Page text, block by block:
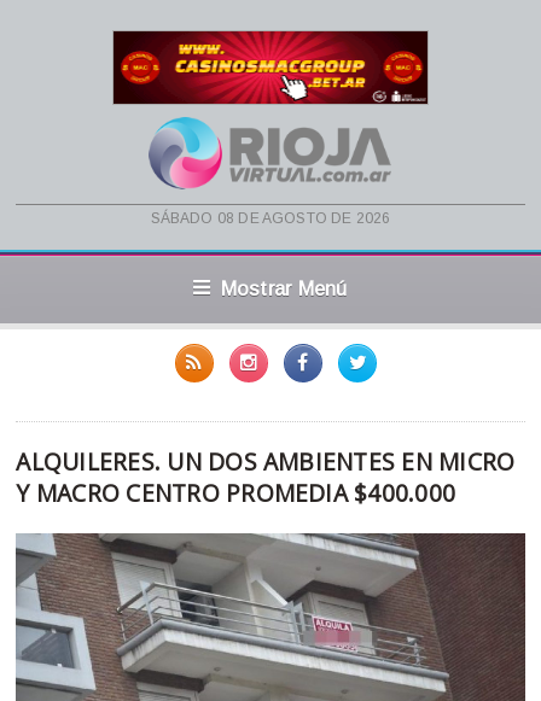
sábado 08 de agosto de 2026
Mostrar Menú
ALQUILERES. UN DOS AMBIENTES EN MICRO
Y MACRO CENTRO PROMEDIA $400.000